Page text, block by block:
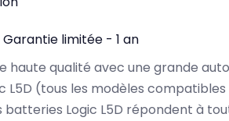
Garantie limitée - 1 an
haute qualité avec une grande
(tous les modèles compatibles
Logic L5D répondent à